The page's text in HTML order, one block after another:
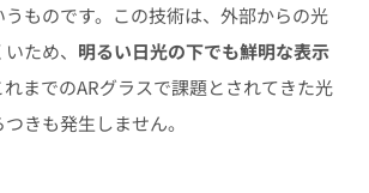
ものです。この技術は、外部からの光
ため、 明るい日光の下でも鮮明な表示
までのARグラスで課題とされてきた光
きも発生しません。